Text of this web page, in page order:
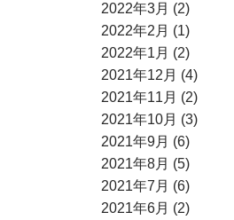
2022年3月 (2)
2022年2月 (1)
2022年1月 (2)
2021年12月 (4)
2021年11月 (2)
2021年10月 (3)
2021年9月 (6)
2021年8月 (5)
2021年7月 (6)
2021年6月 (2)